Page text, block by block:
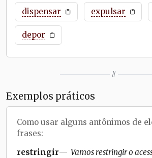
dispensar expulsar
depor
//
Exemplos práticos
Como usar alguns antônimos de
frases:
restringir
Vamos restringir o